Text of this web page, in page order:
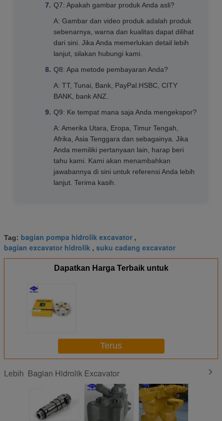
Q7: Apakah gambar produk Anda asli?
A: Gambar dan video produk adalah produk
sebenarnya, warna dan kualitas dapat dilihat
dari sini. Jika Anda memerlukan detail lebih
lanjut, silakan hubungi kami.
Q8: Apa metode pembayaran Anda?
A: TT, Tunai, Bank, PayPal.HSBC, CITY
BANK, bank ANZ.
Q9: Ke tempat mana saja Anda mengekspor?
A: Amerika Utara, Eropa, Timur Tengah,
Afrika, Asia Tenggara dan sebagainya. Jika
Anda memiliki pertanyaan lain, harap beri
tahu kami. Kami akan menambahkan
jawabannya di sini untuk referensi Anda lebih
lanjut. Terima kasih.
Tag: bagian pompa hidrolik excavator ,
bagian excavator hidrolik , suku cadang excavator
Dapatkan Harga Terbaik untuk
Terus
Lebih Bagian Hidrolik Excavator